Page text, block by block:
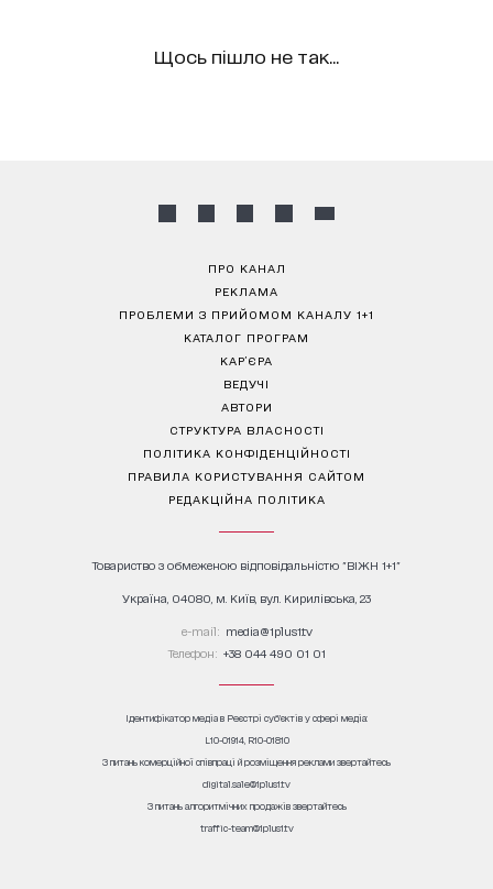
Щось пішло не так...
ПРО КАНАЛ
РЕКЛАМА
ПРОБЛЕМИ З ПРИЙОМОМ КАНАЛУ 1+1
КАТАЛОГ ПРОГРАМ
КАР’ЄРА
ВЕДУЧІ
АВТОРИ
СТРУКТУРА ВЛАСНОСТІ
ПОЛІТИКА КОНФІДЕНЦІЙНОСТІ
ПРАВИЛА КОРИСТУВАННЯ САЙТОМ
РЕДАКЦІЙНА ПОЛІТИКА
Товариство з обмеженою відповідальністю "ВІЖН 1+1"
Україна, 04080, м. Київ, вул. Кирилівська, 23
е-mail: media@1plus1.tv
Телефон: +38 044 490 01 01
Ідентифікатор медіа в Реєстрі суб’єктів у сфері медіа:
L10-01914, R10-01810
З питань комерційної співпраці й розміщення реклами звертайтесь
digital.sale@1plus1.tv
З питань алгоритмічних продажів звертайтесь
traffic-team@1plus1.tv